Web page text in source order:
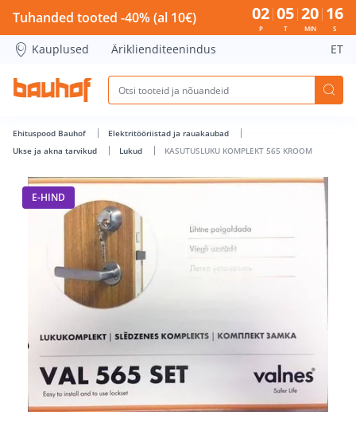
KASUTUSLUKU KOMPLEKT 565 KROOM - Bauhof has loaded
Tuhanded tooted -40% (al 10€) 02
P
05
T
20
MIN
16
S
Kauplused Äriklienditeenindus ET
Ehituspood Bauhof
Elektritööriistad ja rauakaubad
Ukse ja akna tarvikud
Lukud KASUTUSLUKU KOMPLEKT 565 KROOM
E-HIND